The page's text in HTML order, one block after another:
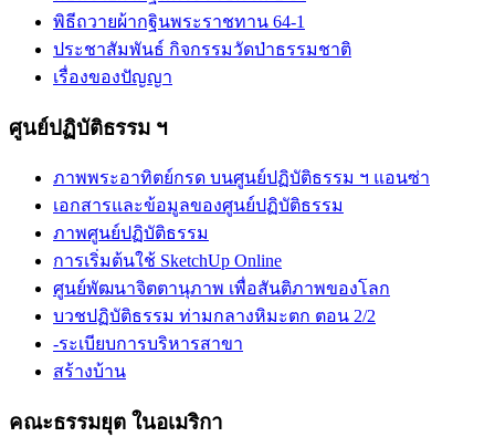
พิธีถวายผ้ากฐินพระราชทาน 64-1
ประชาสัมพันธ์ กิจกรรมวัดป่าธรรมชาติ
เรื่องของปัญญา
ศูนย์ปฏิบัติธรรม ฯ
ภาพพระอาทิตย์กรด บนศูนย์ปฏิบัติธรรม ฯ แอนซ่า
เอกสารและข้อมูลของศูนย์ปฏิบัติธรรม
ภาพศูนย์ปฏิบัติธรรม
การเริ่มต้นใช้ SketchUp Online
ศูนย์พัฒนาจิตตานุภาพ เพื่อสันติภาพของโลก
บวชปฏิบัติธรรม ท่ามกลางหิมะตก ตอน 2/2
-ระเบียบการบริหารสาขา
สร้างบ้าน
คณะธรรมยุต ในอเมริกา